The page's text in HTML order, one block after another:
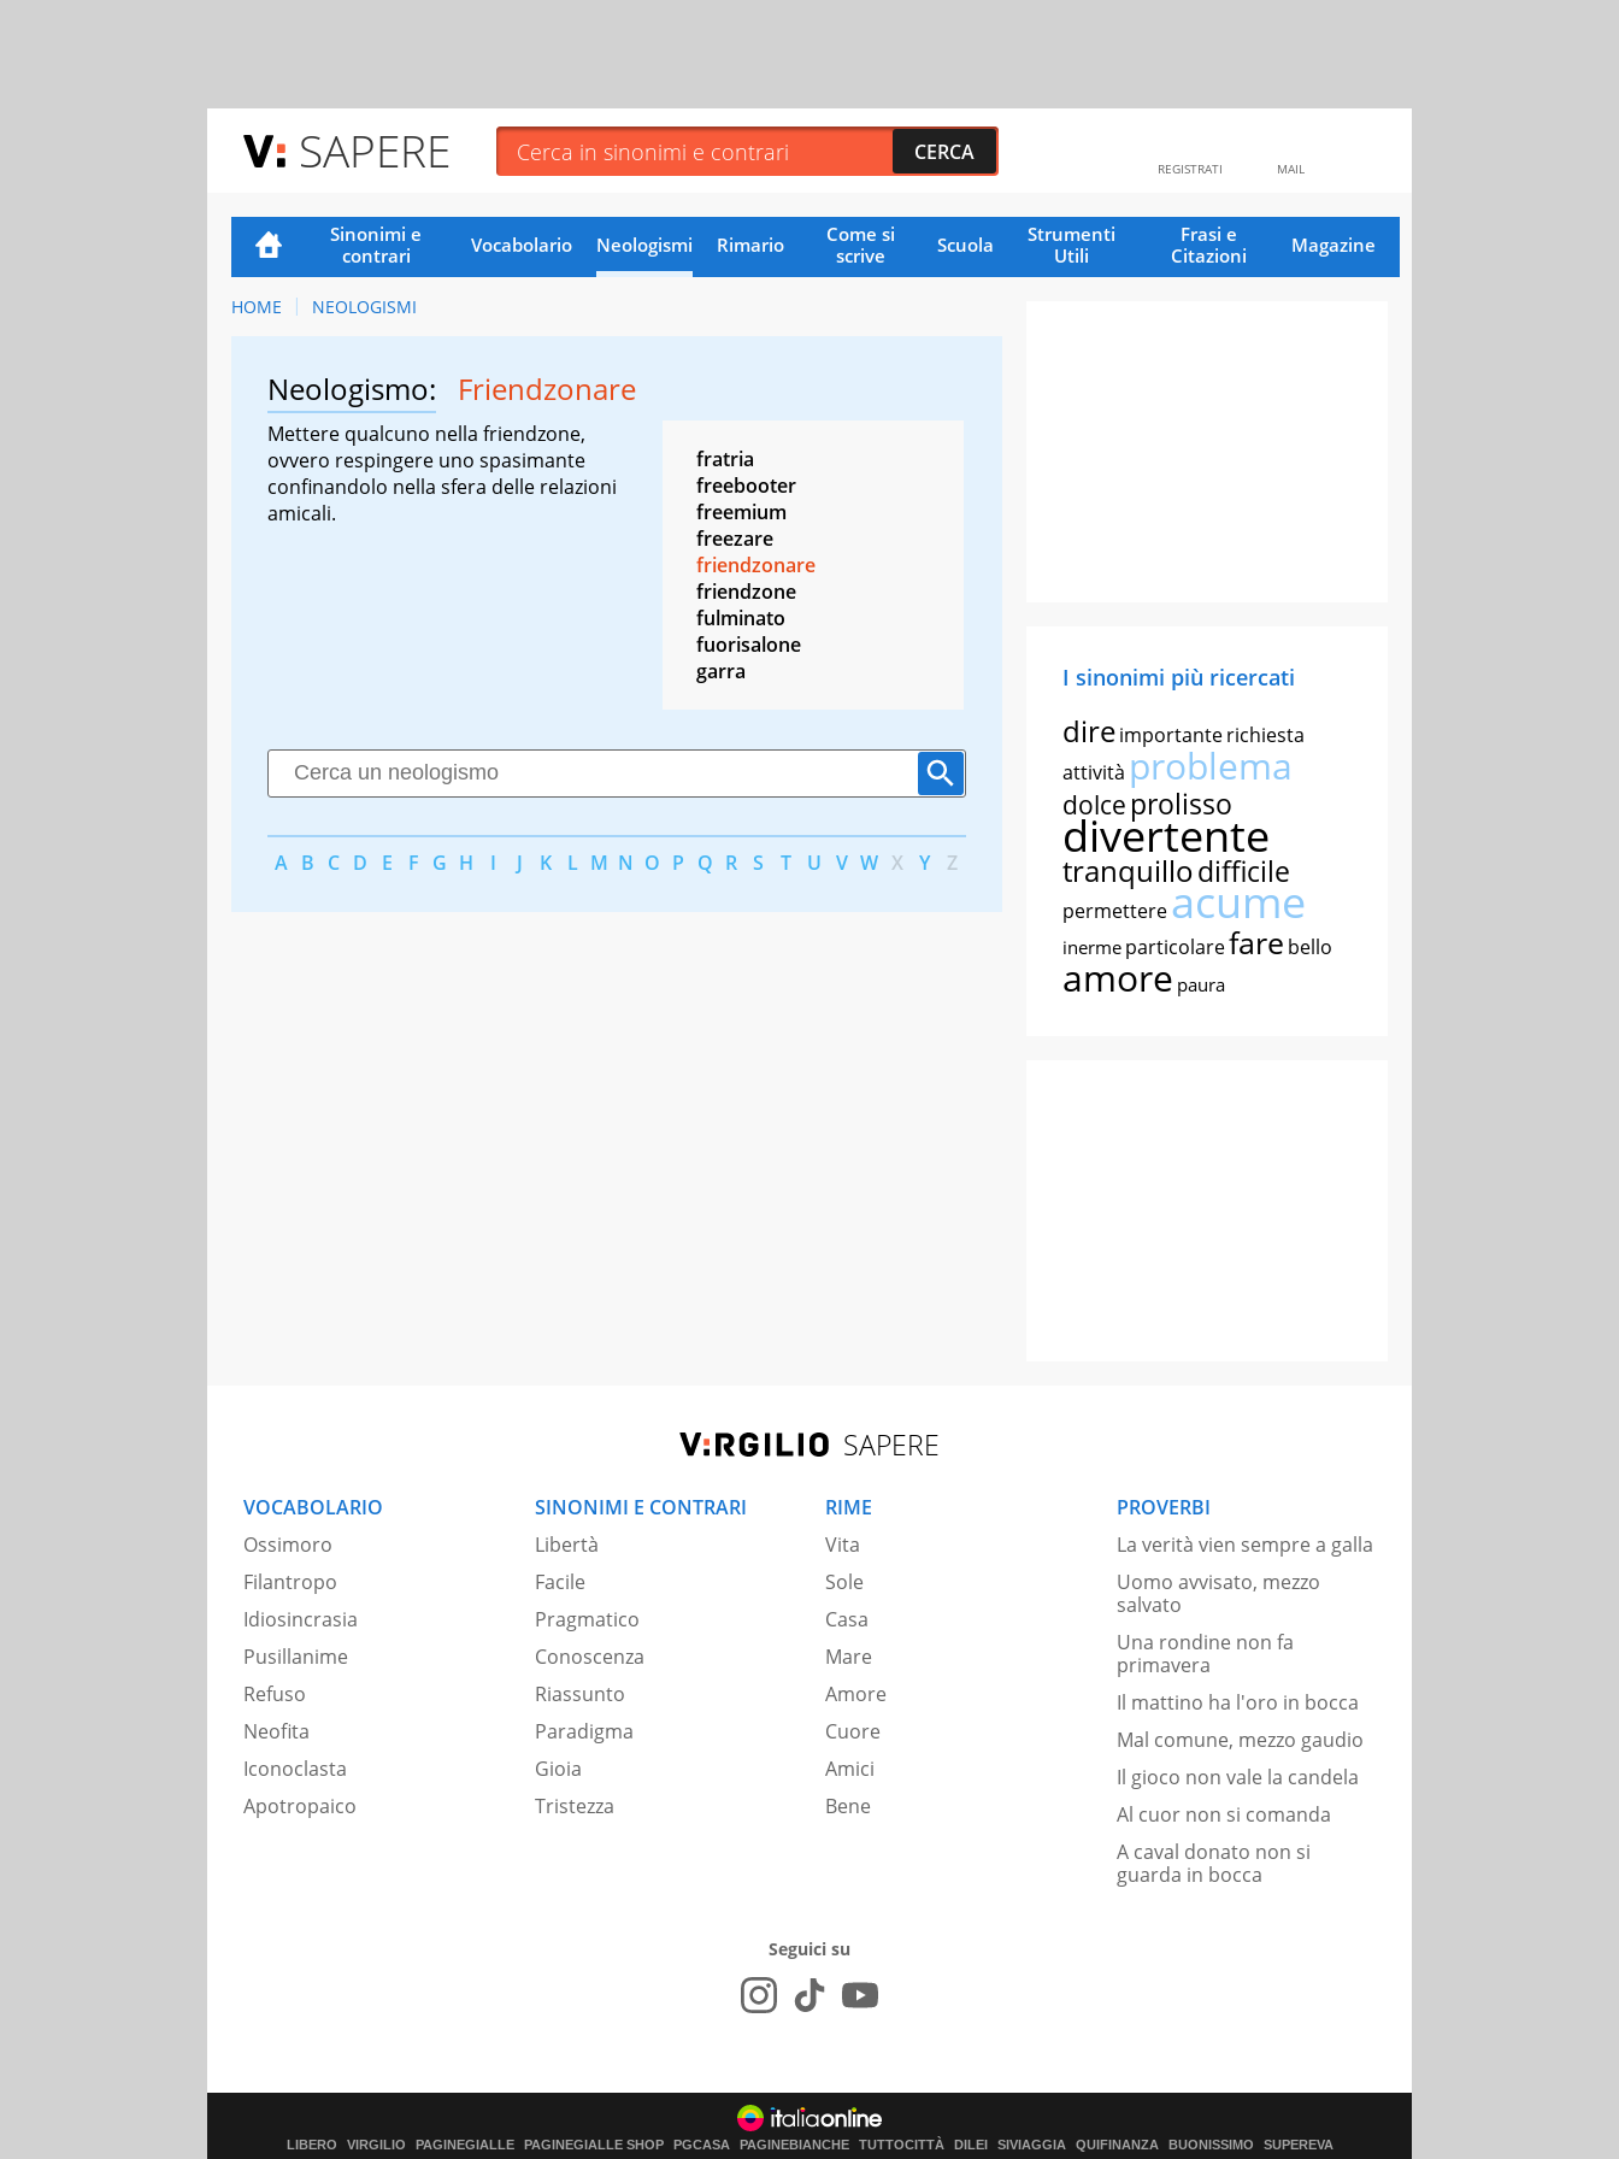
SAPERE MAIL
REGISTRATI
Sinonimi e
contrari
Vocabolario Neologismi Rimario
Come si
scrive
Scuola
Strumenti
Utili
Frasi e
Citazioni
Magazine
HOME NEOLOGISMI
Neologismo: Friendzonare
Mettere qualcuno nella friendzone,
ovvero respingere uno spasimante
confinandolo nella sfera delle relazioni
amicali.
fratria
freebooter
freemium
freezare
friendzonare
friendzone
fulminato
fuorisalone
garra
A B C D E F G H I J K L M N O P Q R S T U V W X Y Z
I sinonimi più ricercati
direimportanterichiesta
attività problema
dolce prolisso
divertente
tranquillodifficile
permettereacume
inerme particolarefare bello
amore paura
SAPERE
VOCABOLARIO
Ossimoro
Filantropo
Idiosincrasia
Pusillanime
Refuso
Neofita
Iconoclasta
Apotropaico
SINONIMI E CONTRARI
Libertà
Facile
Pragmatico
Conoscenza
Riassunto
Paradigma
Gioia
Tristezza
RIME
Vita
Sole
Casa
Mare
Amore
Cuore
Amici
Bene
PROVERBI
La verità vien sempre a galla
Uomo avvisato, mezzo
salvato
Una rondine non fa
primavera
Il mattino ha l'oro in bocca
Mal comune, mezzo gaudio
Il gioco non vale la candela
Al cuor non si comanda
A caval donato non si
guarda in bocca
Seguici su
LIBERO VIRGILIO PAGINEGIALLE PAGINEGIALLE SHOP PGCASA PAGINEBIANCHE TUTTOCITTÀ DILEI SIVIAGGIA QUIFINANZA BUONISSIMO SUPEREVA